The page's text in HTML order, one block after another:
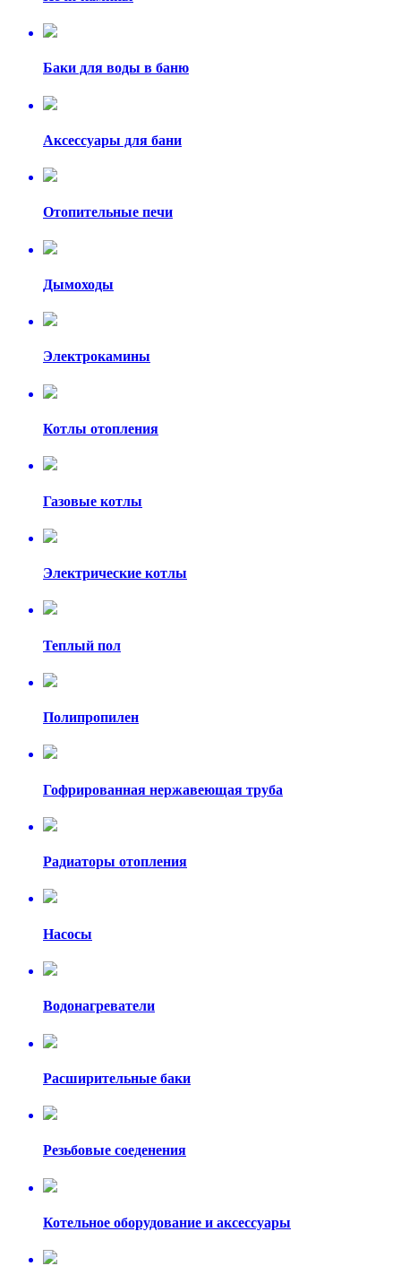
Баки для воды в баню
Аксессуары для бани
Отопительные печи
Дымоходы
Электрокамины
Котлы отопления
Газовые котлы
Электрические котлы
Теплый пол
Полипропилен
Гофрированная нержавеющая труба
Радиаторы отопления
Насосы
Водонагреватели
Расширительные баки
Резьбовые соеденения
Котельное оборудование и аксессуары